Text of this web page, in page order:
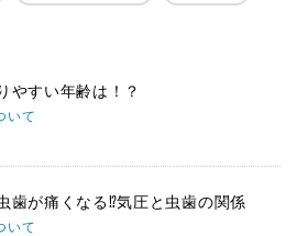
やすい年齢は！？
いて
歯が痛くなる⁉気圧と虫歯の関係
いて